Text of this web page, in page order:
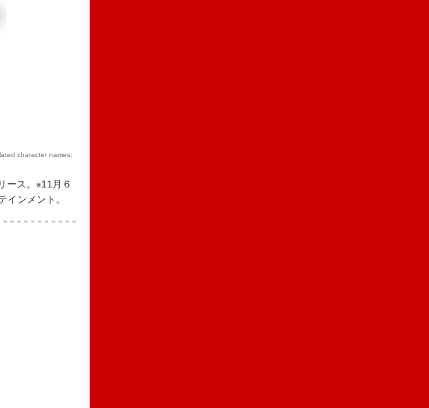
character names:
ース。※11月６
インメント。